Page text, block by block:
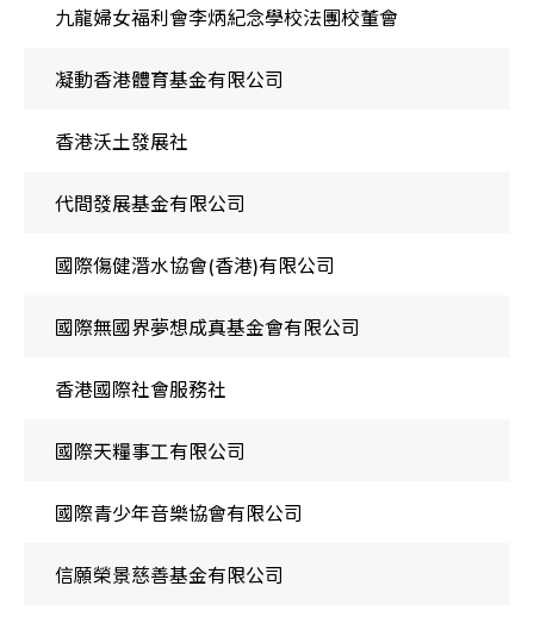
九龍婦女福利會李炳紀念學校法團校董會
凝動香港體育基金有限公司
香港沃土發展社
代間發展基金有限公司
國際傷健潛水協會(香港)有限公司
國際無國界夢想成真基金會有限公司
香港國際社會服務社
國際天糧事工有限公司
國際青少年音樂協會有限公司
信願榮景慈善基金有限公司